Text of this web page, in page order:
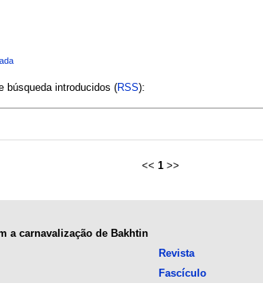
búsqueda introducidos (RSS):
<< 1 >>
a carnavalização de Bakhtin
Revista
Fascículo